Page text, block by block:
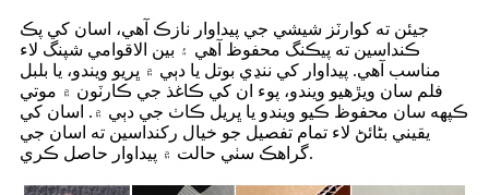
جيئن ته کوارٽز شيشي جي پيداوار نازڪ آهي، اسان کي پڪ
ڪنداسين ته پيڪنگ محفوظ آهي ۽ بين الاقوامي شپنگ لاء
مناسب آهي. پيداوار کي ننڍي بوتل يا دٻي ۾ ڀريو ويندو، يا بلبل
فلم سان ويڙهيو ويندو، پوء ان کي ڪاغذ جي ڪارٽون ۾ موتي
ڪپهه سان محفوظ ڪيو ويندو يا ڀريل ڪاٺ جي دٻي ۾. اسان کي
يقيني بڻائڻ لاء تمام تفصيل جو خيال رکنداسين ته اسان جي
گراهڪ سٺي حالت ۾ پيداوار حاصل ڪري.